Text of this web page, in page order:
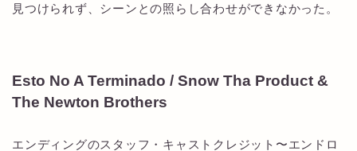
見つけられず、シーンとの照らし合わせができなかった。
Esto No A Terminado / Snow Tha Product &
The Newton Brothers
エンディングのスタッフ・キャストクレジット〜エンドロ